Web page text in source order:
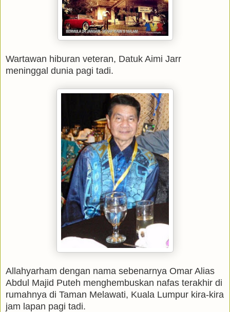
Wartawan hiburan veteran, Datuk Aimi Jarr
meninggal dunia pagi tadi.
Allahyarham dengan nama sebenarnya Omar Alias
Abdul Majid Puteh menghembuskan nafas terakhir di
rumahnya di Taman Melawati, Kuala Lumpur kira-kira
jam lapan pagi tadi.